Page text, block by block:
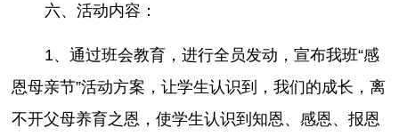
六、活动内容：
1、通过班会教育，进行全员发动，宣布我班“感
恩母亲节”活动方案，让学生认识到，我们的成长，离
不开父母养育之恩，使学生认识到知恩、感恩、报恩